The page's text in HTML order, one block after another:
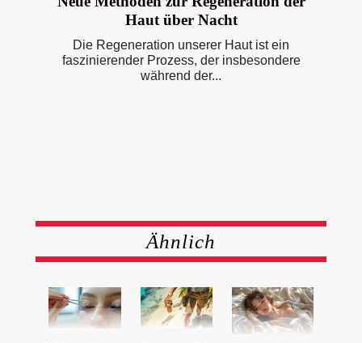
Haut über Nacht
Die Regeneration unserer Haut ist ein
faszinierender Prozess, der insbesondere
während der...
Ähnlich